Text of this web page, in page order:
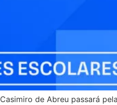
de Abreu passará